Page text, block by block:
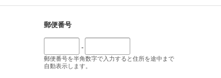
郵便番号
-
郵便番号を半角数字で入力すると住所を途中まで
自動表示します。